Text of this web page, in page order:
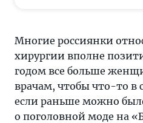
Анджелины
Джоли,
разрез
глаз от
Беллы
Многие россиянки
хирургии вполне
годом все больше
врачам, чтобы что-то в
если раньше можно
о поголовной моде на